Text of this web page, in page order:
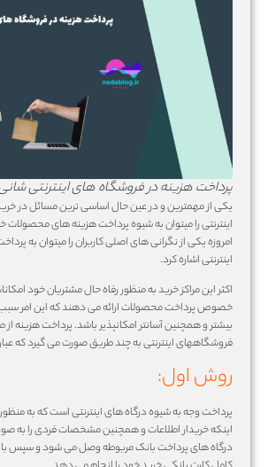
پرداخت هزینه در فروشگاه های اینترنتی شانی
یکی از مهمترین و در عین حال اساسی ترین مسائل در
اینترنتی را میتوان به شیوه پرداخت هزینه های محصولات
امروزه یکی از نگرانی های اصلی کاربران را میتوان به
اینترنتی اشاره کرد.
اکثر این مراکز خرید به منظور رفاه حال مشتریان خود
خصوص پرداخت محصولات ارائه می دهند که این امر سبب
بیشتر و همچنین آسانتر امکانپذیر باشد. پرداخت هزینه
فروشگاههای اینترنتی به چند طریق صورت می گیرد که
روش اول:
پرداخت وجه به شیوه درگاه های اینترنتی است که به
اینکه خریدار اطلاعات و همچنین مشخصات فردی را به
درگاه های پرداخت بانک مربوطه وصل می شود و سپس با